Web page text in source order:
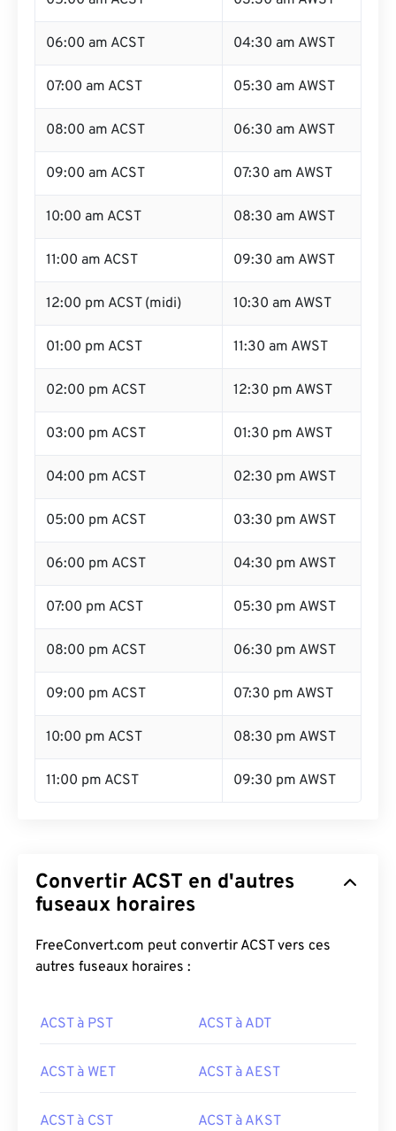
06:00 am ACST 04:30 am AWST
07:00 am ACST 05:30 am AWST
08:00 am ACST 06:30 am AWST
09:00 am ACST 07:30 am AWST
10:00 am ACST 08:30 am AWST
11:00 am ACST 09:30 am AWST
12:00 pm ACST (midi) 10:30 am AWST
01:00 pm ACST 11:30 am AWST
02:00 pm ACST 12:30 pm AWST
03:00 pm ACST 01:30 pm AWST
04:00 pm ACST 02:30 pm AWST
05:00 pm ACST 03:30 pm AWST
06:00 pm ACST 04:30 pm AWST
07:00 pm ACST 05:30 pm AWST
08:00 pm ACST 06:30 pm AWST
09:00 pm ACST 07:30 pm AWST
10:00 pm ACST 08:30 pm AWST
11:00 pm ACST 09:30 pm AWST
Convertir ACST en d'autres
fuseaux horaires
FreeConvert.com peut convertir ACST vers ces
autres fuseaux horaires :
ACST à PST ACST à ADT
ACST à WET ACST à AEST
ACST à CST ACST à AKST